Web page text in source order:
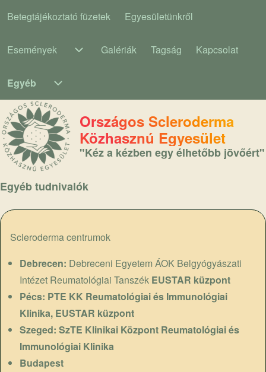
Main navigation
Betegtájékoztató füzetek Egyesületünkről
Események
Események sub-navigation
Galériák Tagság Kapcsolat
Egyéb
Országos Scleroderma
Közhasznú Egyesület
"Kéz a kézben egy élhetőbb jövőért"
Egyéb tudnivalók
Scleroderma centrumok
Debrecen: Debreceni Egyetem ÁOK Belgyógyászati
Intézet Reumatológiai Tanszék EUSTAR küzpont
Pécs: PTE KK Reumatológiai és Immunológiai
Klinika, EUSTAR küzpont
Szeged: SzTE Klinikai Központ Reumatológiai és
Immunológiai Klinika
Budapest